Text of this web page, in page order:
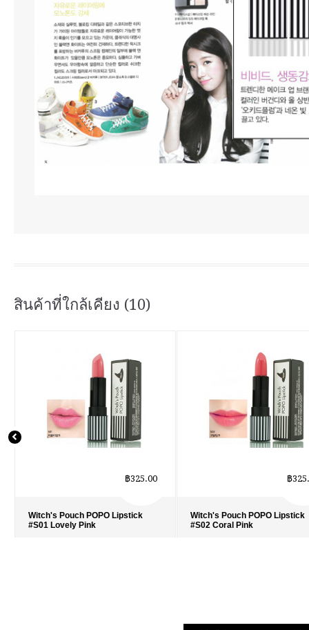
สินค้าที่ใกล้เคียง (10)
Witch's Pouch POPO Lipstick
#S01 Lovely Pink
฿325.00
Witch's Pouch POPO Lipstick
#S02 Coral Pink
฿